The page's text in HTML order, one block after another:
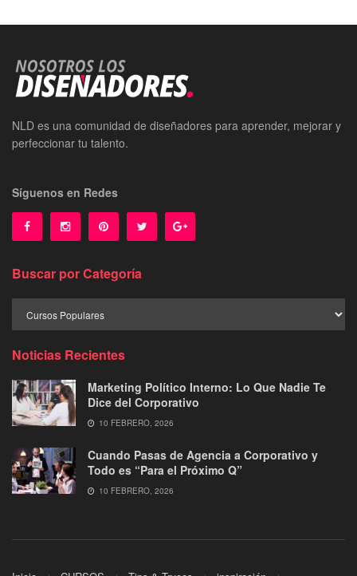
NLD es una comunidad de diseñadores para aprender, mejorar y
perfeccionar tu talento.
Síguenos en Redes
Buscar por Categoría
Noticias Recientes
Marketing Político Interno: Lo Que Nadie Te
Dice del Corporativo
10 FEBRERO, 2026
Cuando Pasas de Agencia a Corporativo y
Todo es “Para el Próximo Q”
10 FEBRERO, 2026